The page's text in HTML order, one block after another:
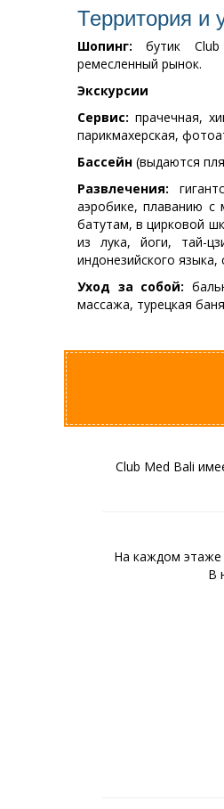
Территория и
Шопинг: бутик Club
ремесленный рынок.
Экскурсии
Сервис: прачечная,
парикмахерская,
Бассейн (выдаются
Развлечения:
аэробике, плаванию с
батутам, в цирковой
из лука, йоги, тай-
индонезийского языка,
Уход за собой:
массажа, турецкая
Club Med Bali
На каждом этаже
В